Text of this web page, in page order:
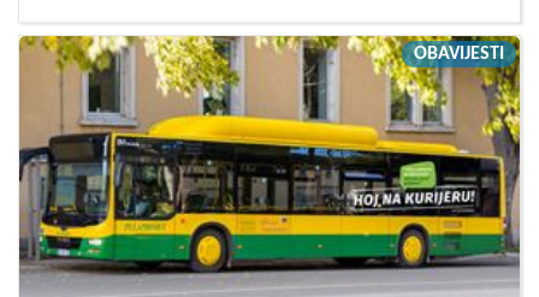
OBAVIJESTI